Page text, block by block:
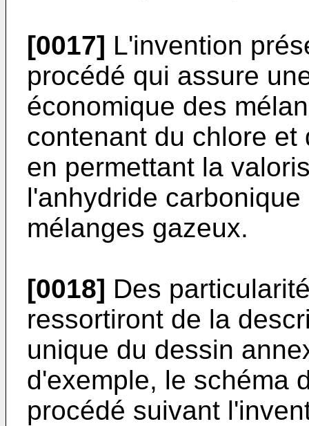
[0017] L'invention
procédé qui assure
économique des
contenant du chlore
en permettant la
l'anhydride
mélanges gazeux.
[0018] Des
ressortiront de la
unique du dessin
d'exemple, le schéma
procédé suivant